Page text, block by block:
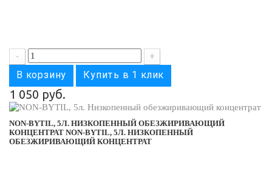
- +
В корзину Купить в 1 клик
1 050 руб.
NON-BYTIL, 5Л. НИЗКОПЕННЫЙ ОБЕЗЖИРИВАЮЩИЙ
КОНЦЕНТРАТ NON-BYTIL, 5Л. НИЗКОПЕННЫЙ
ОБЕЗЖИРИВАЮЩИЙ КОНЦЕНТРАТ